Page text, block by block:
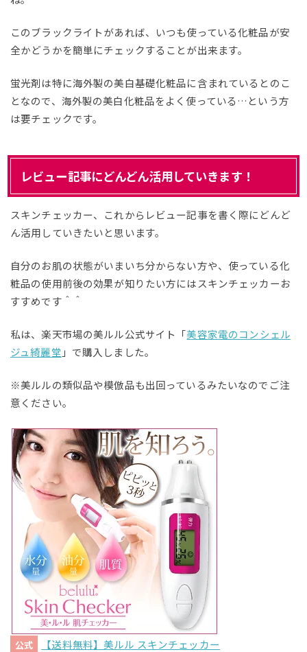
このブラックライトがあれば、いつも使っている化粧品が安
全かどうかを簡単にチェックすることが出来ます。
蛍光剤は特に海外製の美白基礎化粧品に含まれているとのこ
となので、海外製の美白化粧品をよく使っている…という方
は要チェックです。
レビュー記事にどんどん活用していきます！
スキンチェッカー、これからレビュー記事を書く際にどんど
ん活用していきたいと思います。
自分のお肌の状態がいまいち分からない方や、使っている化
粧品の使用前後の効果が知りたい方にはスキンチェッカーお
すすめです＾＾
私は、楽天市場の美ルル公式サイト「美容家電のコンシェル
ジュ綺麗堂 」で購入しました。
※美ルルの類似品や模倣品も出回っているみたいなのでご注
意ください。
公式 【送料無料】美ルル スキンチェッカー